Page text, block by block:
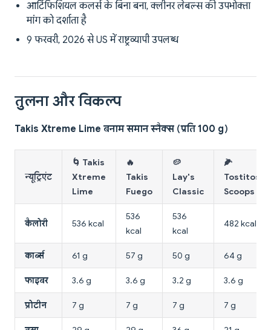
आर्टिफिशियल कलर्स के बिना बना, क्लीनर लेबल्स की उपभोक्ता
मांग को दर्शाता है
9 फरवरी, 2026 से US में राष्ट्रव्यापी उपलब्ध
तुलना और विकल्प
Takis Xtreme Lime बनाम समान स्नैक्स (प्रति 100 g)
न्यूट्रिएंट
🌀 Takis
Xtreme
Lime
🔥
Takis
Fuego
🥔
Lay's
Classic
🌽
Tostitos
Scoops
कैलोरी 536 kcal
536
kcal
536
kcal
482 kcal
कार्ब्स 61 g 57 g 50 g 64 g
फाइबर 3.6 g 3.6 g 3.2 g 3.6 g
प्रोटीन 7 g 7 g 7 g 7 g